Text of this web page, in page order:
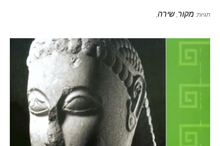
תגיות: מקור, שירה,